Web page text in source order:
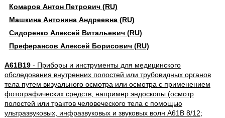
Комаров Антон Петрович (RU)
Машкина Антонина Андреевна (RU)
Сидоренко Алексей Витальевич (RU)
Преферансов Алексей Борисович (RU)
A61B19- Приборы и инструменты для медицинского
обследования внутренних полостей или трубовидных органов
тела путем визуального осмотра или осмотра с применением
фотографических средств, например эндоскопы (осмотр
полостей или трактов человеческого тела с помощью
ультразвуковых, инфразвуковых и звуковых волн A61B 8/12;